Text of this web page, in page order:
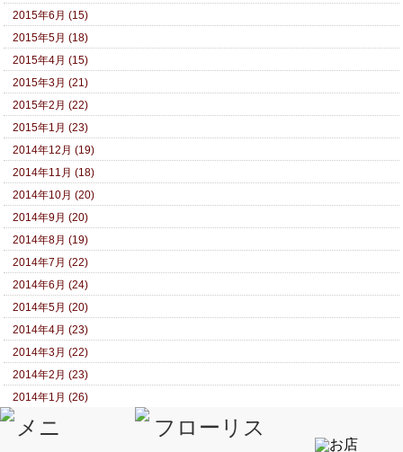
2015年6月 (15)
2015年5月 (18)
2015年4月 (15)
2015年3月 (21)
2015年2月 (22)
2015年1月 (23)
2014年12月 (19)
2014年11月 (18)
2014年10月 (20)
2014年9月 (20)
2014年8月 (19)
2014年7月 (22)
2014年6月 (24)
2014年5月 (20)
2014年4月 (23)
2014年3月 (22)
2014年2月 (23)
2014年1月 (26)
2013年12月 (31)